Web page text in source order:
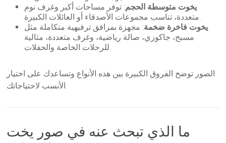
يخوت متوسطة الحجم: توفر مساحات أكبر وغرف نوم
متعددة، تناسب مجموعات الأصدقاء أو العائلات الكبيرة.
يخوت فاخرة ضخمة: مجهزة بمرافق ترفيهية متكاملة مثل
مسبح، جاكوزي، صالة رياضية، وغرف متعددة، مثالية
للرحلات الخاصة والحفلات.
الصور توضح الفروق الكبيرة بين هذه الأنواع وتساعدك على اختيار
الأنسب لاحتياجاتك.
ما الذي تبحث عنه في صور يخت